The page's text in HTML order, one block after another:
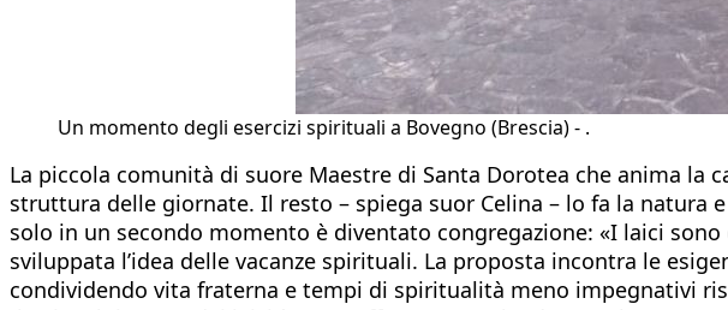
Un momento degli esercizi spirituali a Bovegno (Brescia) - .
La piccola comunità di suore Maestre di Santa Dorotea che anima la
struttura delle giornate. Il resto – spiega suor Celina – lo fa la natura
solo in un secondo momento è diventato congregazione: «I laici
sviluppata l’idea delle vacanze spirituali. La proposta incontra le
condividendo vita fraterna e tempi di spiritualità meno impegnativi